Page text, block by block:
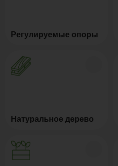
Регулируемые опоры
Натуральное дерево